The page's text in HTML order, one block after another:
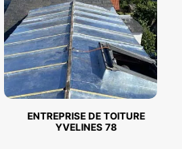
ENTREPRISE DE TOITURE
YVELINES 78